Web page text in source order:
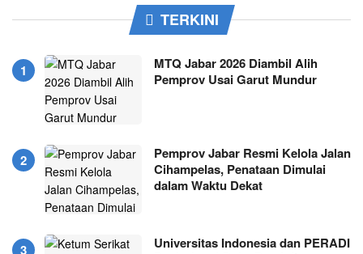
TERKINI
MTQ Jabar 2026 Diambil Alih
Pemprov Usai Garut Mundur
Pemprov Jabar Resmi Kelola Jalan
Cihampelas, Penataan Dimulai
dalam Waktu Dekat
Universitas Indonesia dan PERADI